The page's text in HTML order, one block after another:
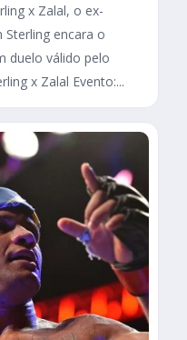
x Zalal, o ex-
encara o
duelo válido pelo
x Zalal Evento:...